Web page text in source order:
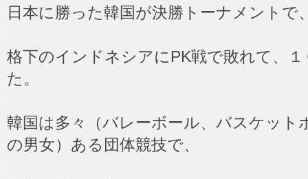
日本に勝った韓国が決勝トーナメントで
格下のインドネシアにPK戦で敗れて、
た。
韓国は多々（バレーボール、バスケット
の男女）ある団体競技で、